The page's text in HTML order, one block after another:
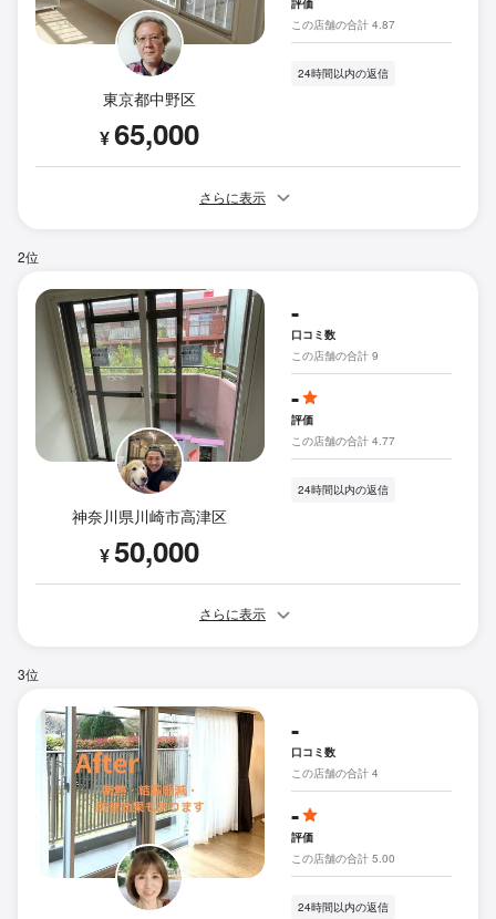
東京都中野区
¥65,000
評価
この店舗の合計 4.87
24時間以内の返信
さらに表示
2位
神奈川県川崎市高津区
¥50,000
-
口コミ数
この店舗の合計 9
-
評価
この店舗の合計 4.77
24時間以内の返信
さらに表示
3位
-
口コミ数
この店舗の合計 4
-
評価
この店舗の合計 5.00
24時間以内の返信